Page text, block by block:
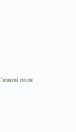
поля